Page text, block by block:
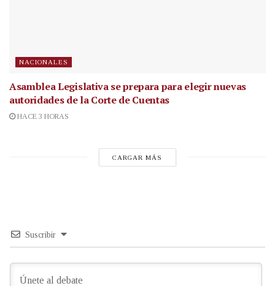
NACIONALES
Asamblea Legislativa se prepara para elegir nuevas
autoridades de la Corte de Cuentas
HACE 3 HORAS
CARGAR MÁS
Suscribir